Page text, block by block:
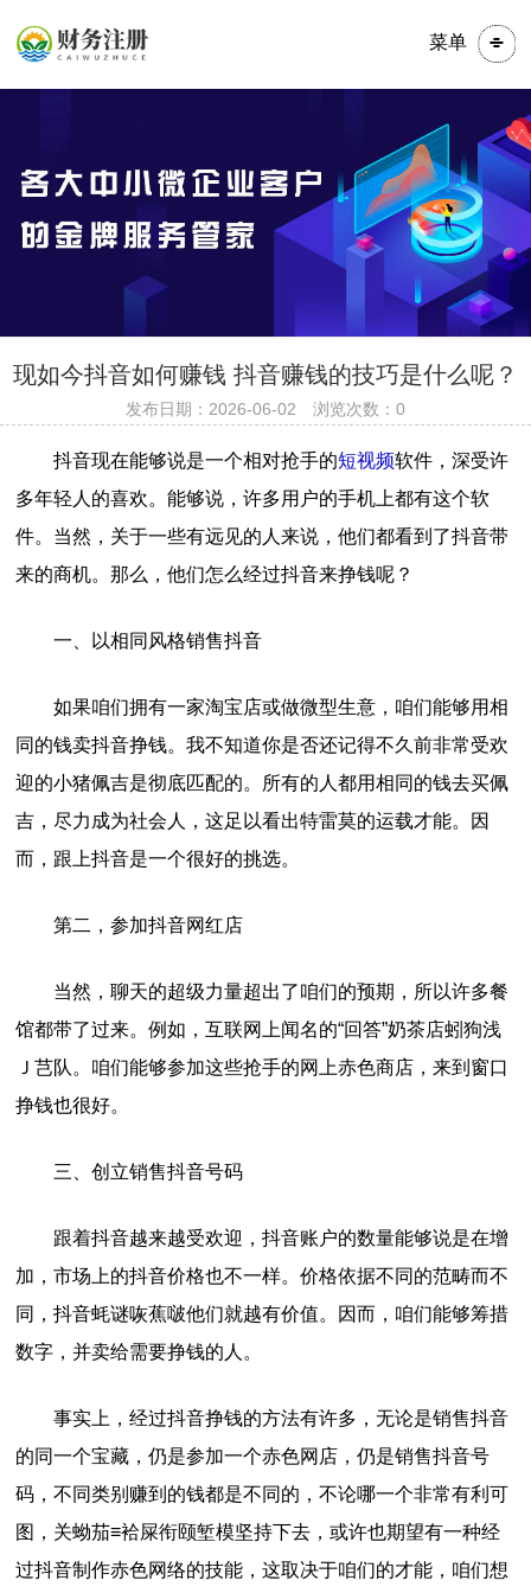
菜单
​​​现如今抖音如何赚钱 抖音赚钱的技巧是什么呢？
发布日期：2026-06-02 浏览次数：0
抖音现在能够说是一个相对抢手的短视频软件，深受许
多年轻人的喜欢。能够说，许多用户的手机上都有这个软
件。当然，关于一些有远见的人来说，他们都看到了抖音带
来的商机。那么，他们怎么经过抖音来挣钱呢？
一、以相同风格销售抖音
如果咱们拥有一家淘宝店或做微型生意，咱们能够用相
同的钱卖抖音挣钱。我不知道你是否还记得不久前非常受欢
迎的小猪佩吉是彻底匹配的。所有的人都用相同的钱去买佩
吉，尽力成为社会人，这足以看出特雷莫的运载才能。因
而，跟上抖音是一个很好的挑选。
第二，参加抖音网红店
当然，聊天的超级力量超出了咱们的预期，所以许多餐
馆都带了过来。例如，互联网上闻名的“回答”奶茶店蚓狗浅
Ｊ芑队。咱们能够参加这些抢手的网上赤色商店，来到窗口
挣钱也很好。
三、创立销售抖音号码
跟着抖音越来越受欢迎，抖音账户的数量能够说是在增
加，市场上的抖音价格也不一样。价格依据不同的范畴而不
同，抖音蚝谜咴蕉啵他们就越有价值。因而，咱们能够筹措
数字，并卖给需要挣钱的人。
事实上，经过抖音挣钱的方法有许多，无论是销售抖音
的同一个宝藏，仍是参加一个赤色网店，仍是销售抖音号
码，不同类别赚到的钱都是不同的，不论哪一个非常有利可
图，关蚴茄≡袷屎衔颐堑模坚持下去，或许也期望有一种经
过抖音制作赤色网络的技能，这取决于咱们的才能，咱们想